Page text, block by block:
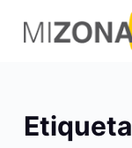
S
a
aEtiqueta